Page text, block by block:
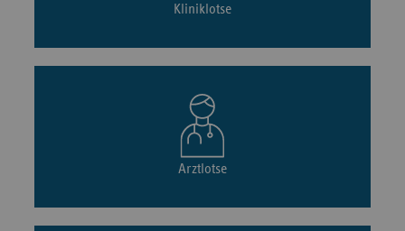
Kliniklotse
Arztlotse